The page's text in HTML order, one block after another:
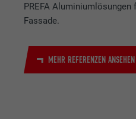
PREFA Aluminiumlösungen
Fassade.
MEHR REFERENZEN ANSEHEN